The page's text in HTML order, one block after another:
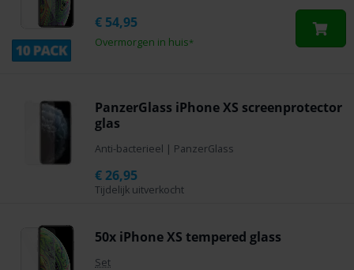
Overmorgen in huis*
€ 54,95
PanzerGlass iPhone XS screenprotector
glas
Anti-bacterieel PanzerGlass
Tijdelijk uitverkocht
€ 26,95
50x iPhone XS tempered glass
Set